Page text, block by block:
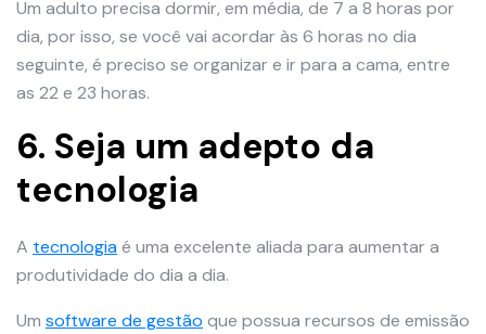
Um adulto precisa dormir, em média, de 7 a 8 horas por
dia, por isso, se você vai acordar às 6 horas no dia
seguinte, é preciso se organizar e ir para a cama, entre
as 22 e 23 horas.
6. Seja um adepto da
tecnologia
A tecnologiaé uma excelente aliada para aumentar a
produtividade do dia a dia.
Um software de gestão que possua recursos de emissão